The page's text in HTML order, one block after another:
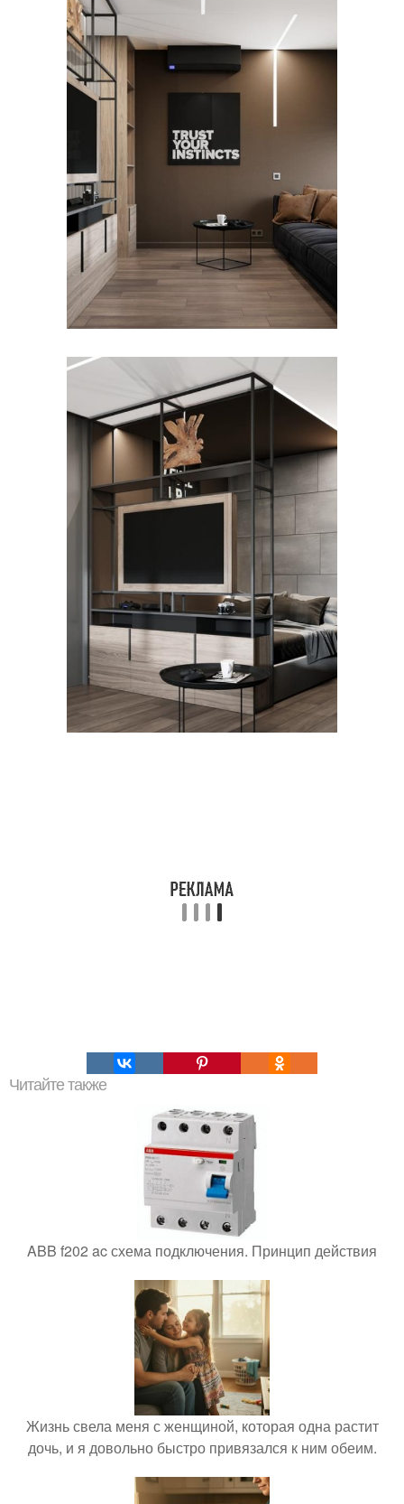
Читайте также
ABB f202 ac схема подключения. Принцип действия
Жизнь свела меня с женщиной, которая одна растит
дочь, и я довольно быстро привязался к ним обеим.